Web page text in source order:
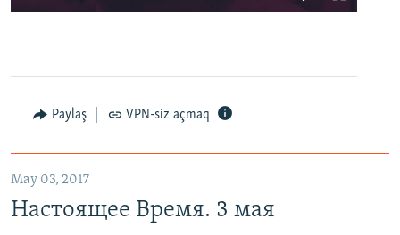
Paylaş VPN-siz açmaq
May 03, 2017
Настоящее Время. 3 мая